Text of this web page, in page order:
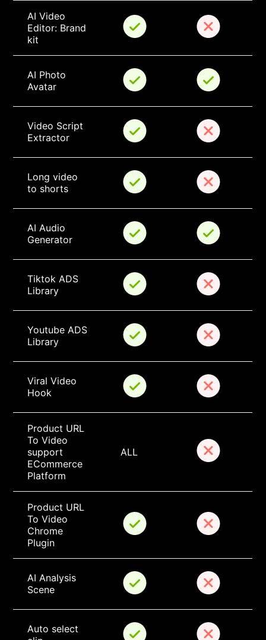
AI Video
Editor: Brand
kit
AI Photo
Avatar
Video Script
Extractor
Long video
to shorts
AI Audio
Generator
Tiktok ADS
Library
Youtube ADS
Library
Viral Video
Hook
Product URL
To Video
support
ECommerce
Platform
ALL
Product URL
To Video
Chrome
Plugin
AI Analysis
Scene
Auto select